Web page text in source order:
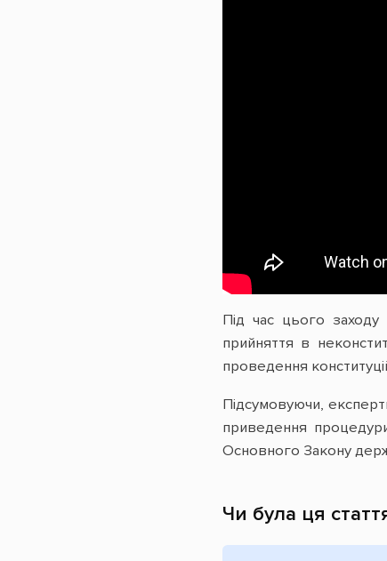
Під час цього
прийняття в
проведення
Підсумовуючи,
приведення
Основного Закону
Чи була ця